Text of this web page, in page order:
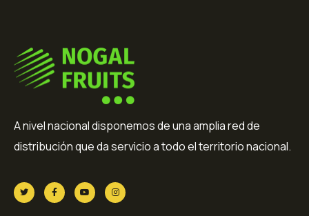
A nivel nacional disponemos de una amplia red de
distribución que da servicio a todo el territorio nacional.